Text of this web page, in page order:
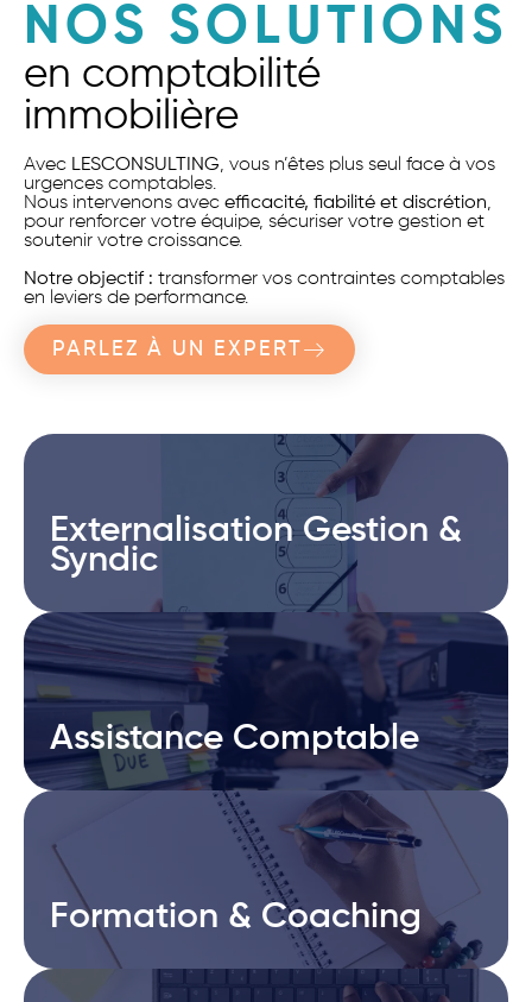
NOS SOLUTIONS
en comptabilité
immobilière
Avec LESCONSULTING, vous n’êtes plus seul face à vos
urgences comptables.
Nous intervenons avec efficacité, fiabilité et discrétion,
pour renforcer votre équipe, sécuriser votre gestion et
soutenir votre croissance.
Notre objectif : transformer vos contraintes comptables
en leviers de performance.
PARLEZ À UN EXPERT
Externalisation Gestion &
Syndic
Externalisation Gestion &
Syndic
Assistance Comptable
Assistance Comptable
Formation & Coaching
Formation & Coaching